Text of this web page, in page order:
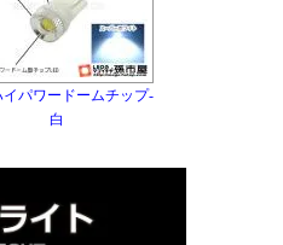
イパワードームチップ-
白